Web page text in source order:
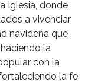
Iglesia, donde
a vivenciar
navideña que
la
con la
la fe